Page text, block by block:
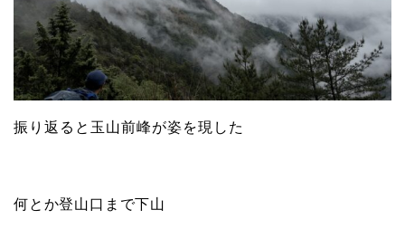
振り返ると玉山前峰が姿を現した
何とか登山口まで下山